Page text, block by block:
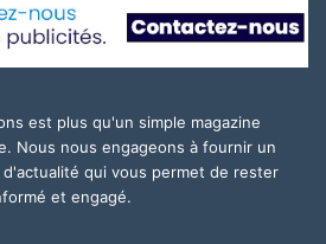
est plus qu'un simple magazine
Nous nous engageons à fournir un
qui vous permet de rester
et engagé.